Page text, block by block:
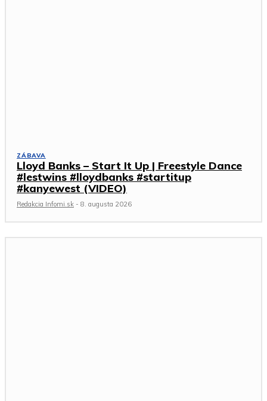
ZÁBAVA
Lloyd Banks – Start It Up | Freestyle Dance
#lestwins #lloydbanks #startitup
#kanyewest (VIDEO)
Redakcia Infomi.sk - 8. augusta 2026